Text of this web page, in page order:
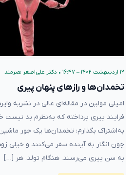
۱۲ اردیبهشت ۱۴۰۲ – ۱۶:۴۷ • دکتر علی‌اصغر هنرمند
تخمدان‌ها و رازهای پنهان پیری
امیلی مولین در مقاله‌ای عالی در نشریه
فرایند پیری پرداخته که به‌نظرم بد نیست
به‌اشتراک بگذارم: تخمدان‌ها یک جور
چون انگار به آینده سفر می‌کنند و خیلی
به سن پیری می‌رسند. هنگام تولد، هر […]